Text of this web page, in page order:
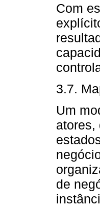
Com
3.7.
Um
atores,
de